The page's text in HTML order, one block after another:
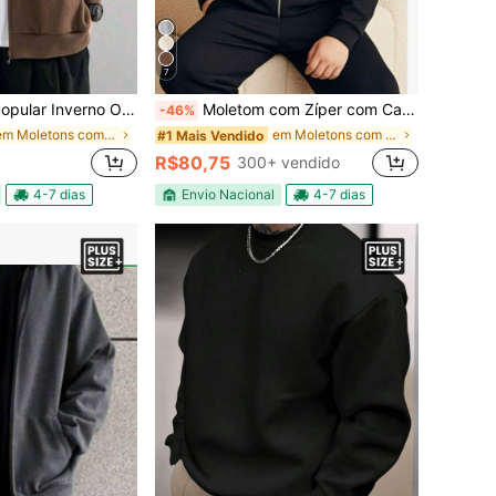
Inverno Oversized Zíper
em Moletons com zíper plus size masculinos
4-7 dias
7
-46% Moletom com Zíper com Capuz Casual G1,G2.G3 Final de Ano
#1 Mais Vendido em Moletons com zíper plus size masculinos
R$80,75 300+ vendido
Envio Nacional 4-7 dias